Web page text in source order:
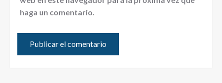
haga un comentario.